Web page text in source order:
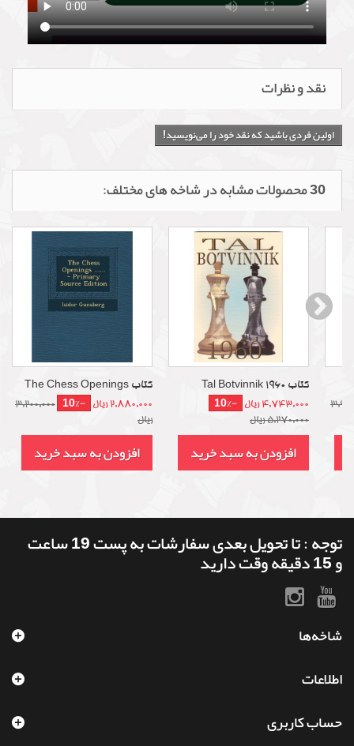
نقد و نظرات
اولین فردی باشید که نقد خود را می‌نویسید!
30 محصولات مشابه در شاخه های مختلف:
کتاب The Chess Openings
2,880,000 ریال -10%
3,200,000
ریال
افزودن به سبد خرید
کتاب Tal Botvinnik 1960
4,743,000 ریال -10%
5,270,000 ریال
افزودن به سبد خرید
توجه : تا تحویل بعدی سفارشات به پست 19 ساعت
و 15 دقیقه وقت دارید
شاخه‌ها
اطلاعات
حساب کاربری